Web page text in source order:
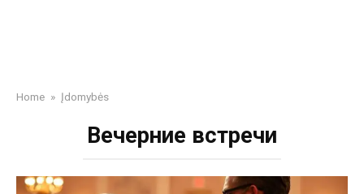
Home » Įdomybės
Вечерние встречи